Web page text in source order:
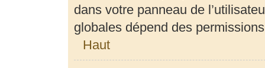
dans votre panneau de
globales dépend des
Haut